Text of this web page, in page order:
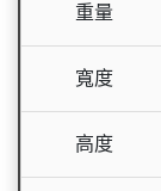
重量
寬度
高度